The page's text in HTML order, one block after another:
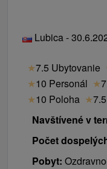
Lubica -
★7.5 Ubytovanie
★10 Personál ★
★10 Poloha ★
Navštívené v
Počet
Pobyt: